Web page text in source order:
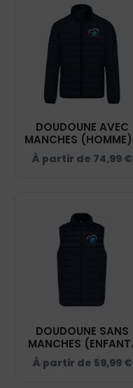
DOUDOUNE AVEC
MANCHES
VAL DE SAÔNE -
NAVY - K6120
À partir de 74,99 €
DOUDOUNE SANS
MANCHES
- VAL DE SAÔNE -
NAVY - K6115
À partir de 59,99 €